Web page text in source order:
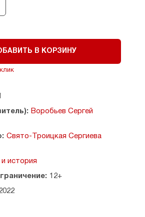
университетов.
Издательским
В КОРЗИНУ
Воробьев Сергей
Свято-Троицкая Сергиева
и история
12+